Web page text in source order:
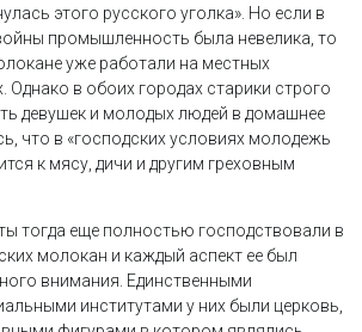
этого русского уголка». Но если в
промышленность была невелика, то
уже работали на местных
Однако в обоих городах старики строго
девушек и молодых людей в домашнее
что в «господских условиях молодежь
к мясу, дичи и другим греховным
тогда еще полностью господствовали в
молокан и каждый аспект ее был
внимания. Единственными
институтами у них были церковь,